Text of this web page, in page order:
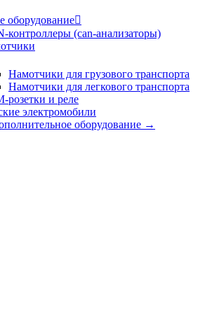
оборудование
контроллеры (can-анализаторы)
Намотчики для грузового транспорта
Намотчики для легкового транспорта
розетки и реле
электромобили
оборудование →